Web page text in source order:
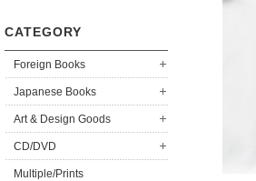
CATEGORY
Foreign Books
Japanese Books
Art & Design Goods
CD/DVD
Multiple/Prints